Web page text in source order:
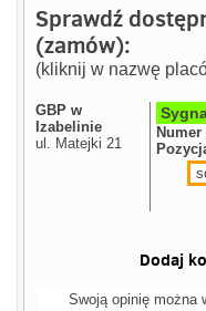
Sprawdź
(zamów):
(kliknij w nazwę
GBP w
Izabelinie
ul. Matejki 21
Dodaj
Swoją opinię można